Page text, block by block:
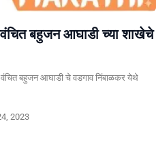
वंचित बहुजन आघाडी च्या शाखेचे
वंचित बहुजन आघाडी चे वडगाव निंबाळकर येथे
2023